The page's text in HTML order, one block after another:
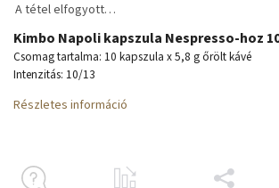
A tétel elfogyott…
Kimbo Napoli kapszula Nespresso-hoz
Csomag tartalma: 10 kapszula x 5,8 g őrölt kávé
Intenzitás: 10/13
Részletes információ